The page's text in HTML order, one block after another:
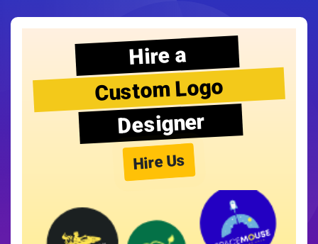
Hire a
Custom Logo
Designer
Hire Us